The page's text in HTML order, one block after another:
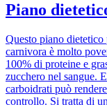
Piano
Questo piano
carnivora è molto
100% di proteine e
zucchero nel sangue.
carboidrati può
controllo. Si tratta di